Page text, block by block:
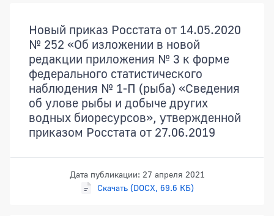
Новый приказ Росстата от 14.05.2020
№ 252 «Об изложении в новой
редакции приложения № 3 к форме
федерального статистического
наблюдения № 1-П (рыба) «Сведения
об улове рыбы и добыче других
водных биоресурсов», утвержденной
приказом Росстата от 27.06.2019
Дата публикации: 27 апреля 2021
Скачать (DOCX, 69.6 КБ)